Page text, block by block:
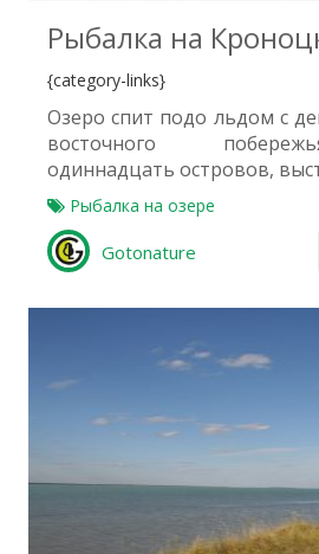
Рыбалка на
{category-links}
Озеро спит подо льдом с
восточного
одиннадцать островов,
Рыбалка на озере
Gotonature